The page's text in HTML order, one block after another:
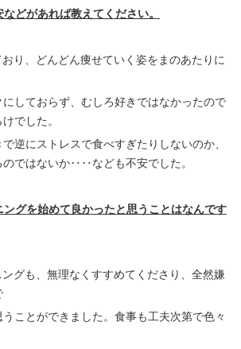
どがあれば教えてください。
り、どんどん痩せていく姿をまのあたりに
しておらず、むしろ好きではなかったので
でした。
逆にストレスで食べすぎたりしないのか、
ではないか‥‥なども不安でした。
グを始めて良かったと思うことはなんです
グも、無理なくすすめてくださり、全然嫌
ことができました。食事も工夫次第で色々